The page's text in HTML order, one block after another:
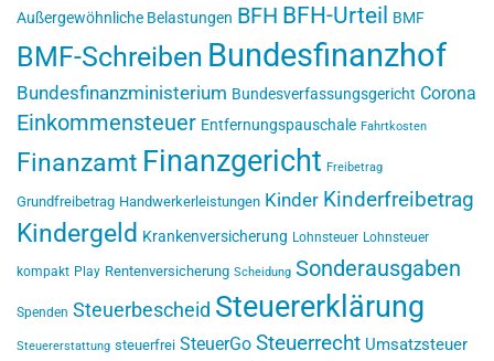
Außergewöhnliche Belastungen BFH BFH-Urteil BMF
BMF-Schreiben Bundesfinanzhof
Bundesfinanzministerium Bundesverfassungsgericht Corona
Einkommensteuer Entfernungspauschale Fahrtkosten
Finanzamt Finanzgericht Freibetrag
Grundfreibetrag Handwerkerleistungen Kinder Kinderfreibetrag
Kindergeld Krankenversicherung Lohnsteuer Lohnsteuer
kompakt Play Rentenversicherung Scheidung Sonderausgaben
Spenden Steuerbescheid Steuererklärung
Steuererstattung steuerfrei SteuerGo Steuerrecht Umsatzsteuer